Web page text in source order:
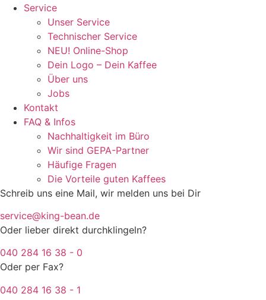
Service
Unser Service
Technischer Service
NEU! Online-Shop
Dein Logo – Dein Kaffee
Über uns
Jobs
Kontakt
FAQ & Infos
Nachhaltigkeit im Büro
Wir sind GEPA-Partner
Häufige Fragen
Die Vorteile guten Kaffees
Schreib uns eine Mail, wir melden uns bei Dir
service@king-bean.de
Oder lieber direkt durchklingeln?
040 284 16 38 - 0
Oder per Fax?
040 284 16 38 - 1